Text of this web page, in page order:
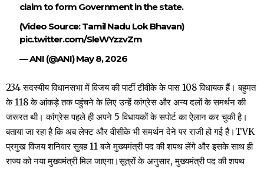
claim to form Government in the state.
(Video Source: Tamil Nadu Lok Bhavan)
pic.twitter.com/SleWYzzvZm
— ANI (@ANI)May 8, 2026
234 सदस्यीय विधानसभा में विजय की पार्टी टीवीके के पास 108 विधायक हैं। बहुमत
के 118 के आंकड़े तक पहुंचने के लिए उन्हें कांग्रेस और अन्य दलों के समर्थन की
जरूरत थी। कांग्रेस पहले ही अपने 5 विधायकों के सपोर्ट का ऐलान कर चुकी है।
बताया जा रहा है कि अब लेफ्ट और वीसीके भी समर्थन देने पर राजी हो गई हैं।TVK
प्रमुख विजय शनिवार सुबह 11 बजे मुख्यमंत्री पद की शपथ लेंगे और इसके साथ ही
राज्य को नया मुख्यमंत्री मिल जाएगा।सूत्रों के अनुसार, मुख्यमंत्री पद की शपथ